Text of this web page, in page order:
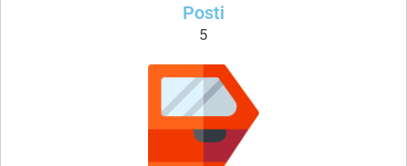
Posti
5